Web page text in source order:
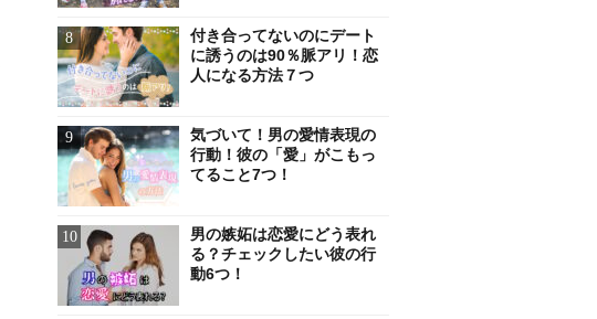
付き合ってないのにデート
に誘うのは90％脈アリ！恋
人になる方法７つ
気づいて！男の愛情表現の
行動！彼の「愛」がこもっ
てること7つ！
男の嫉妬は恋愛にどう表れ
る？チェックしたい彼の行
動6つ！